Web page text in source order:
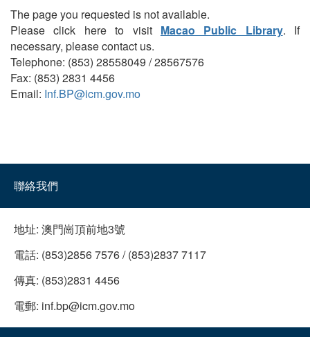
The page you requested is not available.
Please click here to visit Macao Public Library. If
necessary, please contact us.
Telephone: (853) 28558049 / 28567576
Fax: (853) 2831 4456
Email: Inf.BP@icm.gov.mo
聯絡我們
地址: 澳門崗頂前地3號
電話: (853)2856 7576 / (853)2837 7117
傳真: (853)2831 4456
電郵: inf.bp@icm.gov.mo